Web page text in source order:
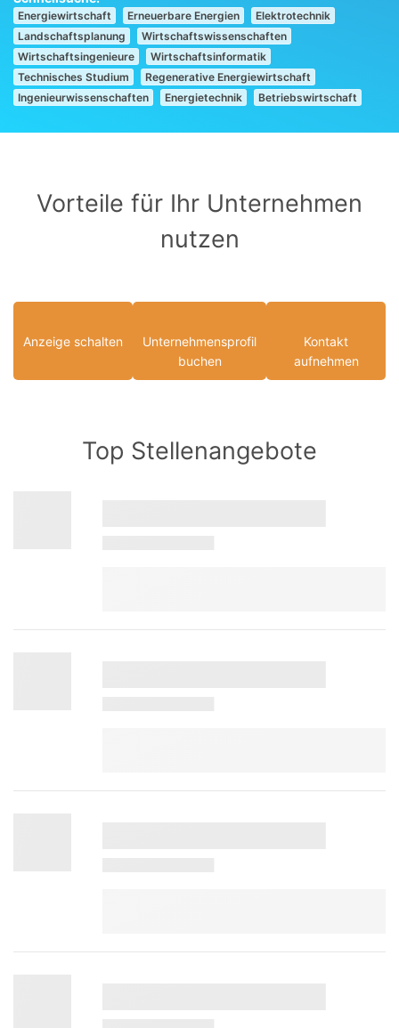
Energiewirtschaft Erneuerbare Energien
Elektrotechnik
Landschaftsplanung
Wirtschaftswissenschaften
Wirtschaftsingenieure
Wirtschaftsinformatik
Technisches Studium
Regenerative Energiewirtschaft
Ingenieurwissenschaften
Energietechnik Betriebswirtschaft
Vorteile für Ihr Unternehmen
nutzen
Anzeige schalten
Unternehmensprofil
buchen
Kontakt
aufnehmen
Top Stellenangebote